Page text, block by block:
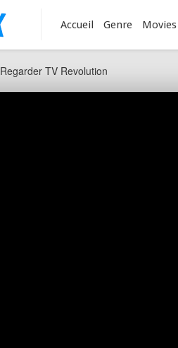
Accueil Genre Movies
Regarder TV Revolution